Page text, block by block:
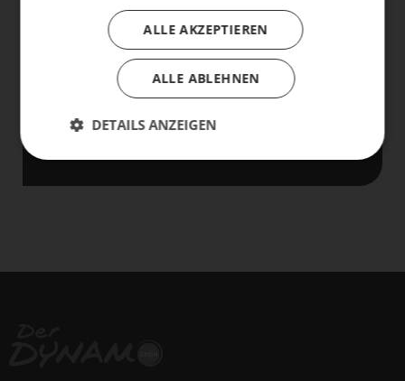
Termine sind erst nach schriftlicher Bestätigung
verbindlich . Mit dem Absenden Ihrer Anfrage,
Datenschutzbestimmungen.
ALLE AKZEPTIEREN
ALLE ABLEHNEN
DETAILS ANZEIGEN